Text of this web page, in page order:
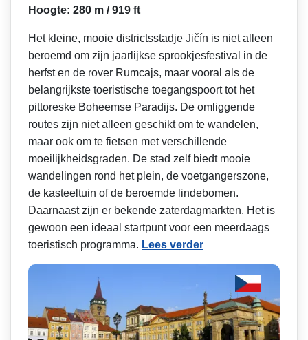
Hoogte: 280 m / 919 ft
Het kleine, mooie districtsstadje Jičín is niet alleen
beroemd om zijn jaarlijkse sprookjesfestival in de
herfst en de rover Rumcajs, maar vooral als de
belangrijkste toeristische toegangspoort tot het
pittoreske Boheemse Paradijs. De omliggende
routes zijn niet alleen geschikt om te wandelen,
maar ook om te fietsen met verschillende
moeilijkheidsgra­den. De stad zelf biedt mooie
wandelingen rond het plein, de voetgangerszone,
de kasteeltuin of de beroemde lindebomen.
Daarnaast zijn er bekende zaterdagmarkten. Het is
gewoon een ideaal startpunt voor een meerdaags
toeristisch programma. Lees verder